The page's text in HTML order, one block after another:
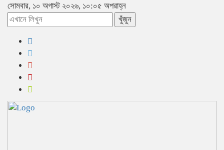
সোমবার, ১০ অগাস্ট ২০২৬, ১০:০৫ অপরাহ্ন
খুঁজুন